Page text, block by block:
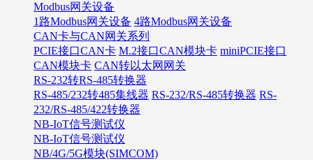
Modbus网关设备
1路Modbus网关设备 4路Modbus网关设备
CAN卡与CAN网关系列
PCIE接口CAN卡 M.2接口CAN模块卡 miniPCIE接口
CAN模块卡 CAN转以太网网关
RS-232转RS-485转换器
RS-485/232转485集线器 RS-232/RS-485转换器 RS-
232/RS-485/422转换器
NB-IoT信号测试仪
NB-IoT信号测试仪
NB/4G/5G模块(SIMCOM)